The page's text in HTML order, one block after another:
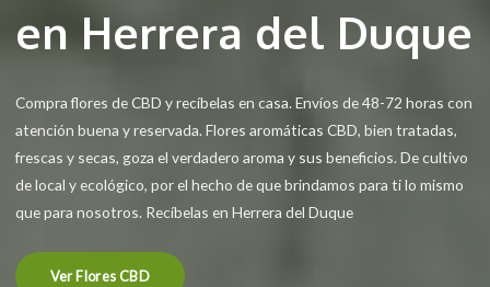
en Herrera del Duque
Compra flores de CBD y recíbelas en casa. Envíos de 48-72 horas con
atención buena y reservada. Flores aromáticas CBD, bien tratadas,
frescas y secas, goza el verdadero aroma y sus beneficios. De cultivo
de local y ecológico, por el hecho de que brindamos para ti lo mismo
que para nosotros. Recíbelas en Herrera del Duque
Ver Flores CBD